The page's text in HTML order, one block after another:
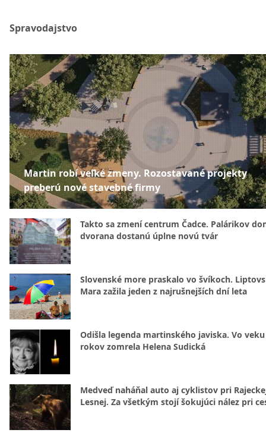
Spravodajstvo
Martin robí veľké zmeny. Rozostavané projekty
preberú nové stavebné firmy
Takto sa zmení centrum Čadce. Palárikov
dvorana dostanú úplne novú tvár
Slovenské more praskalo vo švíkoch.
Mara zažila jeden z najrušnejších dní leta
Odišla legenda martinského javiska. Vo veku
rokov zomrela Helena Sudická
Medveď naháňal auto aj cyklistov pri
Lesnej. Za všetkým stojí šokujúci nález pri